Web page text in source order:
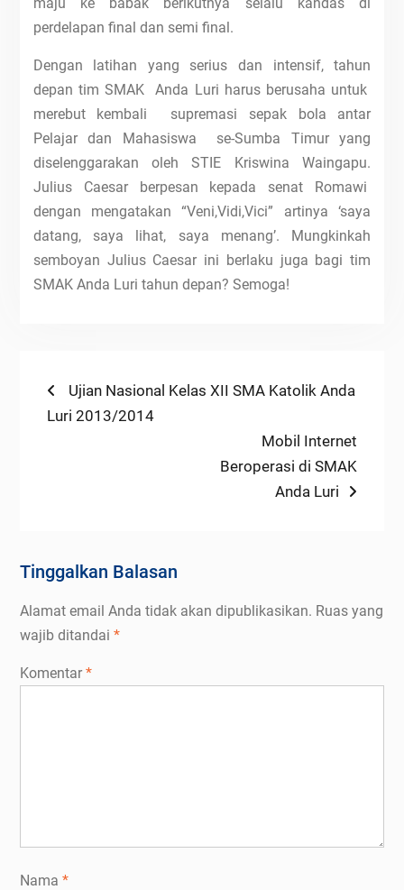
perdelapan final dan semi final.
Dengan latihan yang serius dan intensif, tahun
depan tim SMAK Anda Luri harus berusaha untuk
merebut kembali supremasi sepak bola antar
Pelajar dan Mahasiswa se-Sumba Timur yang
diselenggarakan oleh STIE Kriswina Waingapu.
Julius Caesar berpesan kepada senat Romawi
dengan mengatakan “Veni,Vidi,Vici” artinya ‘saya
datang, saya lihat, saya menang’. Mungkinkah
semboyan Julius Caesar ini berlaku juga bagi tim
SMAK Anda Luri tahun depan? Semoga!
Navigasi
pos
Previous
post:
Ujian Nasional Kelas XII SMA Katolik Anda
Luri 2013/2014
Next
post:
Mobil Internet
Beroperasi di SMAK
Anda Luri
Tinggalkan Balasan
Alamat email Anda tidak akan dipublikasikan. Ruas yang
wajib ditandai *
Komentar*
Nama *